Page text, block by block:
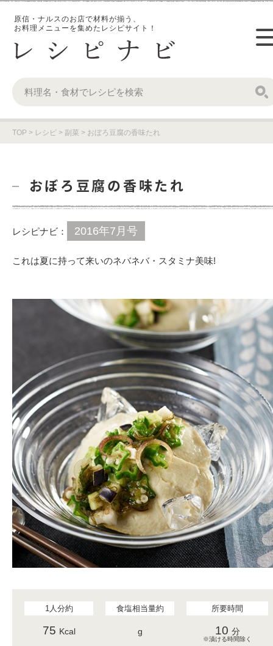
原信・ナルスのお店で材料が揃う、
お料理メニューを集めたレシピサイト！
TOP > レシピ > 副菜 > おぼろ豆腐の香味たれ
おぼろ豆腐の香味たれ
レシピナビ： 2016年7月号
これは夏に持って来いのネバネバ・スタミナ美味!
1人分約
75 Kcal
食塩相当量約
g
所要時間
10 分
※漬ける時間除く